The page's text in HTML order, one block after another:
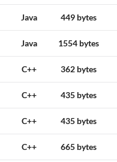
Java 449 bytes
Java 1554 bytes
C++ 362 bytes
C++ 435 bytes
C++ 435 bytes
C++ 665 bytes